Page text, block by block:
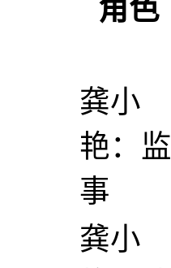
角色
龚小
艳：监
事
龚小